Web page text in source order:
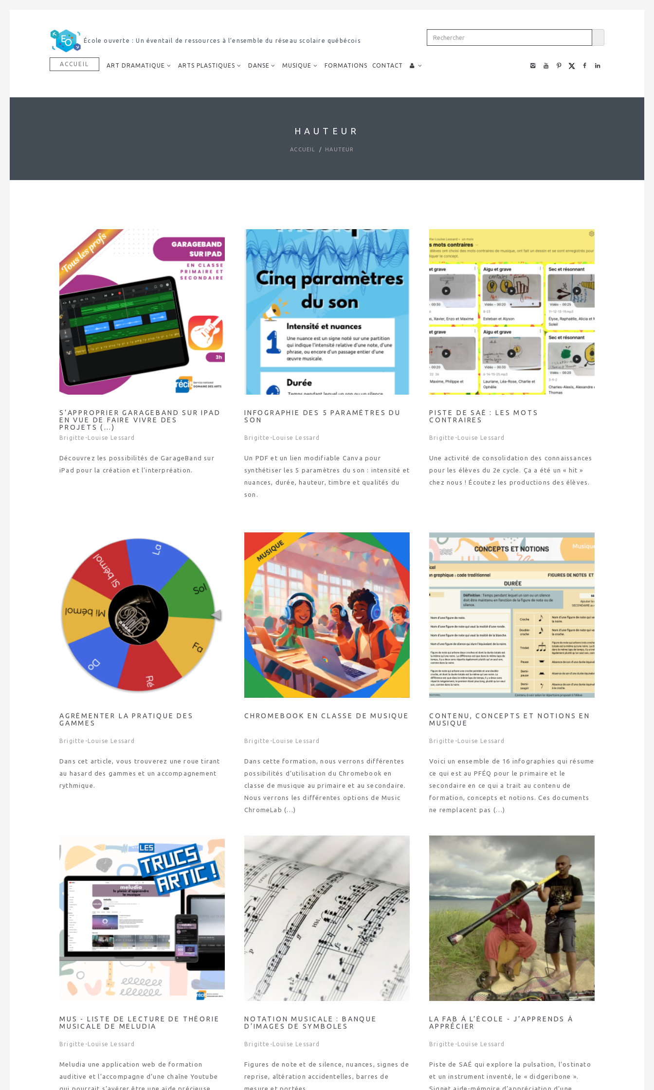
Découvrir notre dictionnaire multimodal
ACCUEIL ART DRAMATIQUE ARTS PLASTIQUES DANSE MUSIQUE FORMATIONS CONTACT
HAUTEUR
ACCUEIL HAUTEUR
S’APPROPRIER GARAGEBAND SUR IPAD
EN VUE DE FAIRE VIVRE DES
PROJETS (…)
Brigitte-Louise Lessard
Découvrez les possibilités de GarageBand sur
iPad pour la création et l’interpréation.
INFOGRAPHIE DES 5 PARAMÈTRES DU
SON
Brigitte-Louise Lessard
Un PDF et un lien modifiable Canva pour
synthétiser les 5 paramètres du son : intensité et
nuances, durée, hauteur, timbre et qualités du
son.
PISTE DE SAÉ : LES MOTS
CONTRAIRES
Brigitte-Louise Lessard
Une activité de consolidation des connaissances
pour les élèves du 2e cycle. Ça a été un « hit »
chez nous ! Écoutez les productions des élèves.
AGRÉMENTER LA PRATIQUE DES
GAMMES
Brigitte-Louise Lessard
Dans cet article, vous trouverez une roue tirant
au hasard des gammes et un accompagnement
rythmique.
CHROMEBOOK EN CLASSE DE MUSIQUE
Brigitte-Louise Lessard
Dans cette formation, nous verrons différentes
possibilités d’utilisation du Chromebook en
classe de musique au primaire et au secondaire.
Nous verrons les différentes options de Music
ChromeLab (…)
CONTENU, CONCEPTS ET NOTIONS EN
MUSIQUE
Brigitte-Louise Lessard
Voici un ensemble de 16 infographies qui résume
ce qui est au PFÉQ pour le primaire et le
secondaire en ce qui a trait au contenu de
formation, concepts et notions. Ces documents
ne remplacent pas (…)
MUS - LISTE DE LECTURE DE THÉORIE
MUSICALE DE MELUDIA
Brigitte-Louise Lessard
Meludia une application web de formation
auditive et l’accompagne d’une chaîne Youtube
qui pourrait s’avérer être une aide précieuse
NOTATION MUSICALE : BANQUE
D’IMAGES DE SYMBOLES
Brigitte-Louise Lessard
Figures de note et de silence, nuances, signes de
reprise, altération accidentelles, barres de
mesure et portées.
LA FAB À L’ÉCOLE - J’APPRENDS À
APPRÉCIER
Brigitte-Louise Lessard
Piste de SAÉ qui explore la pulsation, l’ostinato
et un instrument inventé, le « didgeribone ».
Signet aide-mémoire d’appréciation d’une